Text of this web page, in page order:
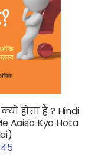
होता है ? Hindi
Aaisa Kyo Hota